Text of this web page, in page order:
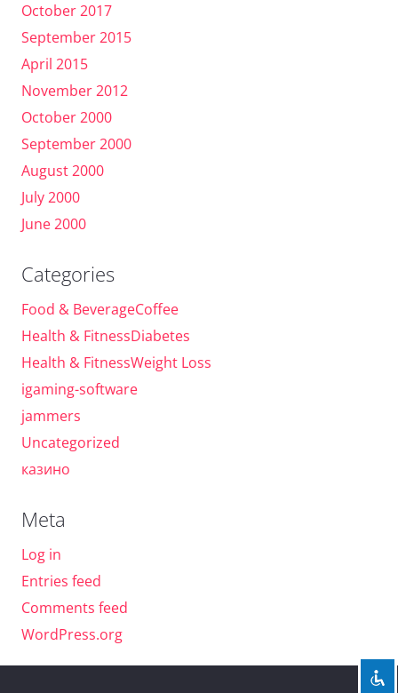
October 2017
September 2015
April 2015
November 2012
October 2000
September 2000
August 2000
July 2000
June 2000
Categories
Food & BeverageCoffee
Health & FitnessDiabetes
Health & FitnessWeight Loss
igaming-software
jammers
Uncategorized
казино
Meta
Log in
Entries feed
Comments feed
WordPress.org